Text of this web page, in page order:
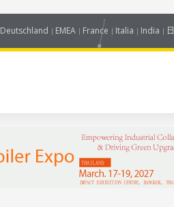
Deutschland EMEA France Italia India